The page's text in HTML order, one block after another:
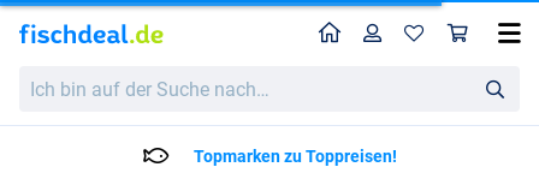
bin
HomeProfil
Topmarken zu Toppreisen!